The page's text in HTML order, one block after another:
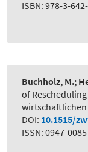
ISBN: 978-3-
Buchholz, M.;
of
wirtschaftlichen
DOI: 10.1515/
ISSN: 0947-0085